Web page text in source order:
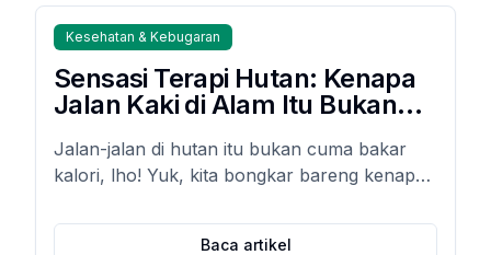
Kesehatan & Kebugaran
Sensasi Terapi Hutan: Kenapa
Jalan Kaki di Alam Itu Bukan
Jalan-jalan di hutan itu bukan cuma bakar
kalori, lho! Yuk, kita bongkar bareng kenapa
kesehatan fisik dan mentalmu. Siap-siap
Baca artikel